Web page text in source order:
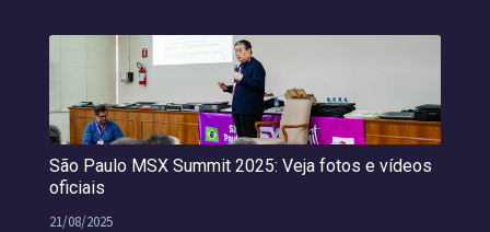
São Paulo MSX Summit 2025: Veja fotos e vídeos
oficiais
21/08/2025